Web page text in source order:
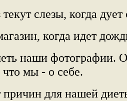
слезы, когда
когда идет
наши фотографии.
что мы - о себе.
причин для нашей